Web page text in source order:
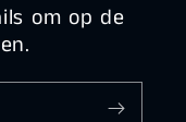
om op de